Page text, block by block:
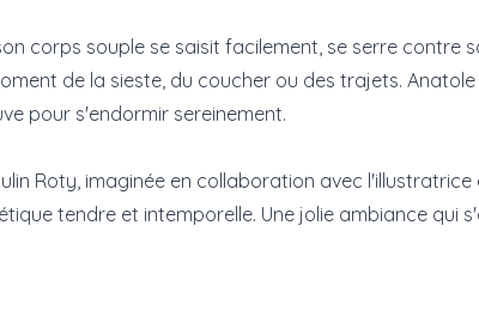
corps souple se saisit facilement, se serre contre
de la sieste, du coucher ou des trajets.
pour s'endormir sereinement.
Roty, imaginée en collaboration avec
tendre et intemporelle. Une jolie ambiance